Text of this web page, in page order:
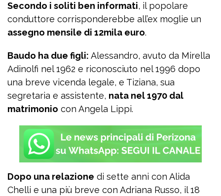
Secondo i soliti ben informati, il popolare
conduttore corrisponderebbe all’ex moglie un
assegno mensile di 12mila euro.
Baudo ha due figli: Alessandro, avuto da Mirella
Adinolfi nel 1962 e riconosciuto nel 1996 dopo
una breve vicenda legale, e Tiziana, sua
segretaria e assistente, nata nel 1970 dal
matrimonio con Angela Lippi.
Dopo una relazione di sette anni con Alida
Chelli e una più breve con Adriana Russo, il 18